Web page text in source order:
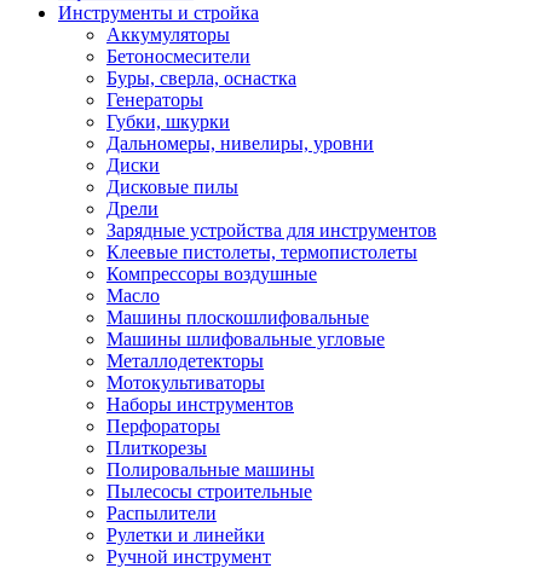
Инструменты и стройка
Аккумуляторы
Бетоносмесители
Буры, сверла, оснастка
Генераторы
Губки, шкурки
Дальномеры, нивелиры, уровни
Диски
Дисковые пилы
Дрели
Зарядные устройства для инструментов
Клеевые пистолеты, термопистолеты
Компрессоры воздушные
Масло
Машины плоскошлифовальные
Машины шлифовальные угловые
Металлодетекторы
Мотокультиваторы
Наборы инструментов
Перфораторы
Плиткорезы
Полировальные машины
Пылесосы строительные
Распылители
Рулетки и линейки
Ручной инструмент